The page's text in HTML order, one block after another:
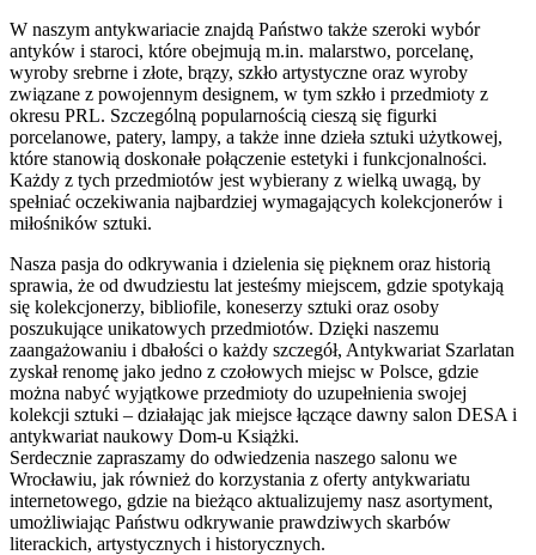
W naszym antykwariacie znajdą Państwo także szeroki wybór
antyków i staroci, które obejmują m.in. malarstwo, porcelanę,
wyroby srebrne i złote, brązy, szkło artystyczne oraz wyroby
związane z powojennym designem, w tym szkło i przedmioty z
okresu PRL. Szczególną popularnością cieszą się figurki
porcelanowe, patery, lampy, a także inne dzieła sztuki użytkowej,
które stanowią doskonałe połączenie estetyki i funkcjonalności.
Każdy z tych przedmiotów jest wybierany z wielką uwagą, by
spełniać oczekiwania najbardziej wymagających kolekcjonerów i
miłośników sztuki.
Nasza pasja do odkrywania i dzielenia się pięknem oraz historią
sprawia, że od dwudziestu lat jesteśmy miejscem, gdzie spotykają
się kolekcjonerzy, bibliofile, koneserzy sztuki oraz osoby
poszukujące unikatowych przedmiotów. Dzięki naszemu
zaangażowaniu i dbałości o każdy szczegół, Antykwariat Szarlatan
zyskał renomę jako jedno z czołowych miejsc w Polsce, gdzie
można nabyć wyjątkowe przedmioty do uzupełnienia swojej
kolekcji sztuki – działając jak miejsce łączące dawny salon DESA i
antykwariat naukowy Dom-u Książki.
Serdecznie zapraszamy do odwiedzenia naszego salonu we
Wrocławiu, jak również do korzystania z oferty antykwariatu
internetowego, gdzie na bieżąco aktualizujemy nasz asortyment,
umożliwiając Państwu odkrywanie prawdziwych skarbów
literackich, artystycznych i historycznych.